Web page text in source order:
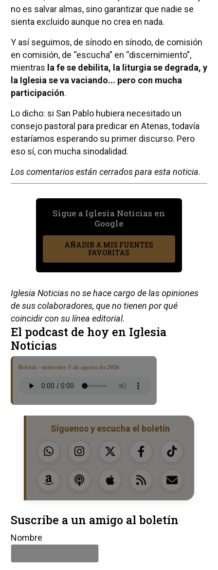
no es salvar almas, sino garantizar que nadie se
sienta excluido aunque no crea en nada.
Y así seguimos, de sínodo en sínodo, de comisión
en comisión, de “escucha” en “discernimiento”,
mientras la fe se debilita, la liturgia se degrada, y
la Iglesia se va vaciando... pero con mucha
participación.
Lo dicho: si San Pablo hubiera necesitado un
consejo pastoral para predicar en Atenas, todavía
estaríamos esperando su primer discurso. Pero
eso sí, con mucha sinodalidad.
Los comentarios están cerrados para esta noticia.
Sigue a Iglesia Noticias en
Google
AÑADIR A MIS FUENTES
FAVORITAS
Iglesia Noticias no se hace cargo de las opiniones
de sus colaboradores, que no tienen por qué
coincidir con su línea editorial.
El podcast de hoy en Iglesia
Noticias
Boletín · miércoles 5 de agosto de 2026
Síguenos y escucha el boletín
Suscribe a un amigo al boletín
Nombre